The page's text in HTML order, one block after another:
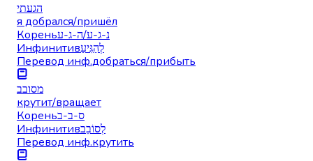
הגעתי
я добрался/пришёл
Кореньנ-ג-ע/ה-ג-ע
Инфинитивלְהַגִּיעַ
Перевод инф.добраться/прибыть
מסובב
крутит/вращает
Кореньס-ב-ב
Инфинитивלְסוֹבֵב
Перевод инф.крутить